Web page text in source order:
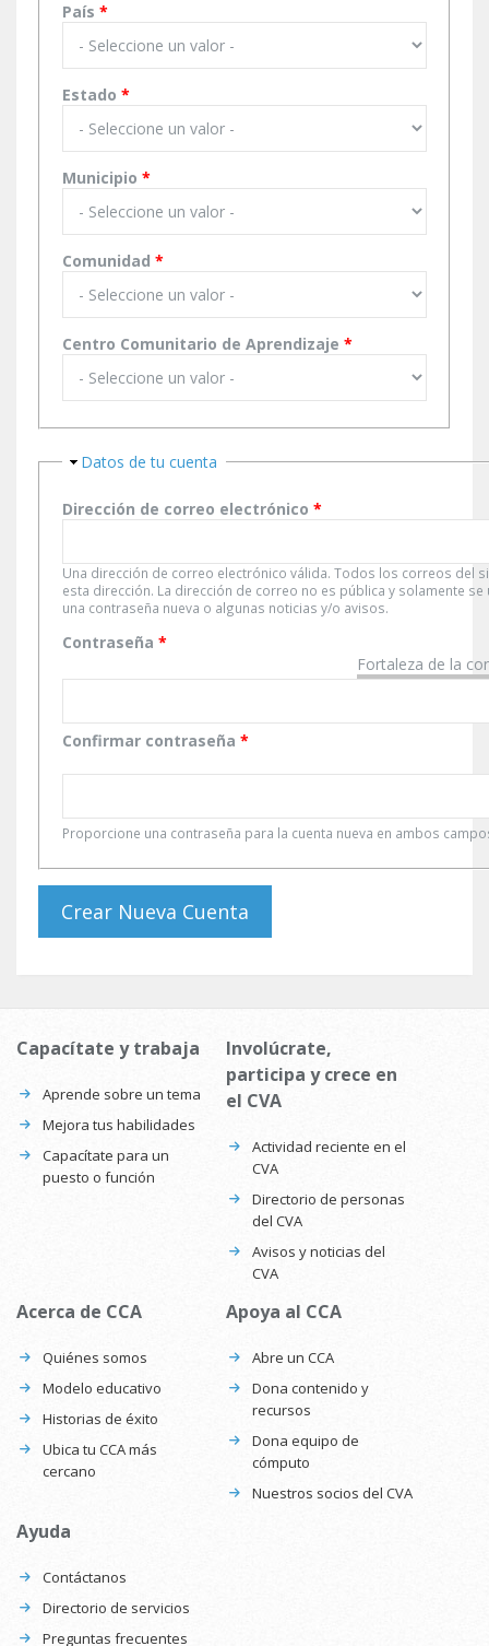
País *
Estado *
Municipio *
Comunidad *
Centro Comunitario de Aprendizaje *
Ocultar
Datos de tu cuenta
Dirección de correo electrónico *
Una dirección de correo electrónico válida. Todos los correos del
esta dirección. La dirección de correo no es pública y solamente se
una contraseña nueva o algunas noticias y/o avisos.
Fortaleza de la
Contraseña *
Confirmar contraseña *
Proporcione una contraseña para la cuenta nueva en ambos
Capacítate y trabaja
Aprende sobre un tema
Mejora tus habilidades
Capacítate para un
puesto o función
Involúcrate,
participa y crece en
el CVA
Actividad reciente en el
CVA
Directorio de personas
del CVA
Avisos y noticias del
CVA
Acerca de CCA
Quiénes somos
Modelo educativo
Historias de éxito
Ubica tu CCA más
cercano
Apoya al CCA
Abre un CCA
Dona contenido y
recursos
Dona equipo de
cómputo
Nuestros socios del CVA
Ayuda
Contáctanos
Directorio de servicios
Preguntas frecuentes